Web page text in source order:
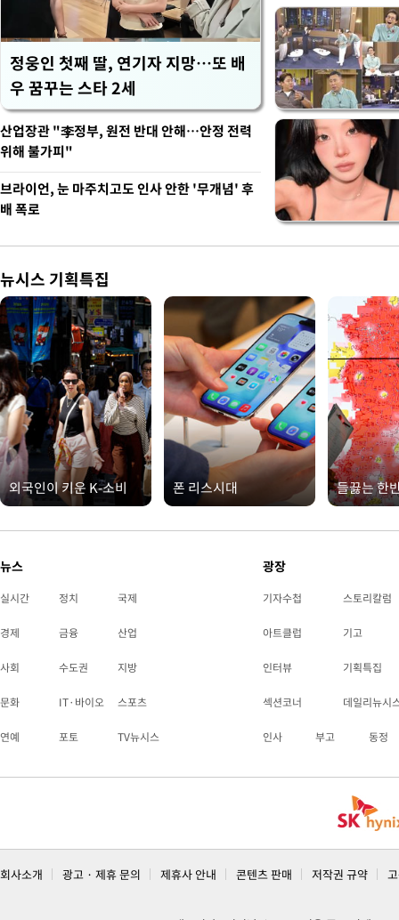
정웅인 첫째 딸, 연기자 지망…또 배
우 꿈꾸는 스타 2세
산업장관 "李정부, 원전 반대 안해…안정 전력
위해 불가피"
브라이언, 눈 마주치고도 인사 안한 '무개념' 후
배 폭로
뉴시스 기획특집
외국인이 키운 K-소비 폰 리스시대 들끓는 한
뉴스
실시간 정치 국제
경제 금융 산업
사회 수도권 지방
문화 IT·바이오 스포츠
연예 포토 TV뉴시스
광장
기자수첩 스토리칼럼
아트클럽 기고
인터뷰 기획특집
섹션코너 데일리뉴시
인사 부고 동정
회사소개 광고 · 제휴 문의 제휴사 안내 콘텐츠 판매 저작권 규약